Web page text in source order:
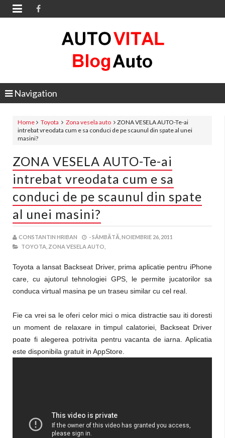

Navigation
Home Toyota Zona vesela auto
ZONA VESELA AUTO-Te-ai
intrebat vreodata cum e sa conduci de pe scaunul din spate al unei
masini?
ZONA VESELA AUTO-Te-ai
intrebat vreodata cum e sa
conduci de pe scaunul din spate
al unei masini?
CONSTANTIN HRIBAN -SÂMBĂTĂ, NOIEMBRIE 26, 2011
TOYOTA, ZONA VESELA AUTO,
Toyota a lansat Backseat Driver, prima aplicatie pentru iPhone
care, cu ajutorul tehnologiei GPS, le permite jucatorilor sa
conduca virtual masina pe un traseu similar cu cel real.
Fie ca vrei sa le oferi celor mici o mica distractie sau iti doresti
un moment de relaxare in timpul calatoriei, Backseat Driver
poate fi alegerea potrivita pentru vacanta de iarna. Aplicatia
este disponibila gratuit in AppStore.